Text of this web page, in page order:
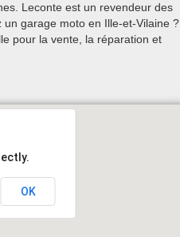
Leconte est un revendeur des
un garage moto en Ille-et-Vilaine ?
pour la vente, la réparation et
OK